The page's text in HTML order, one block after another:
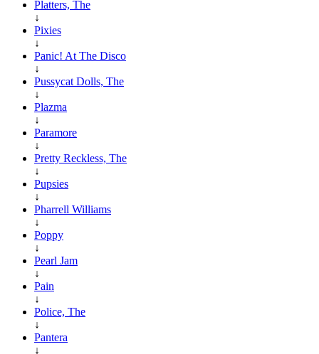
Platters, The
↓
Pixies
↓
Panic! At The Disco
↓
Pussycat Dolls, The
↓
Plazma
↓
Paramore
↓
Pretty Reckless, The
↓
Pupsies
↓
Pharrell Williams
↓
Poppy
↓
Pearl Jam
↓
Pain
↓
Police, The
↓
Pantera
↓